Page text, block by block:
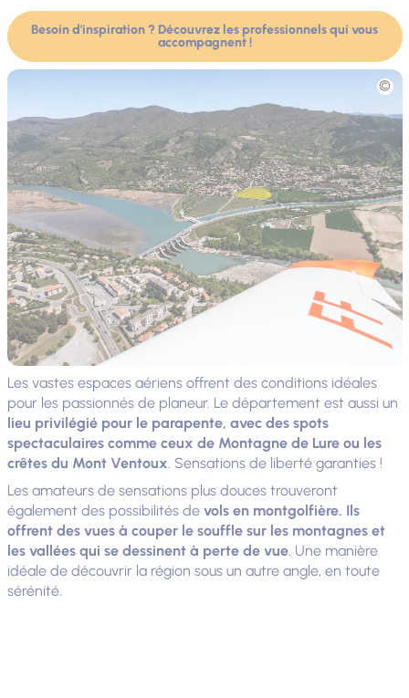
Photo
Besoin d'inspiration ? Découvrez les professionnels qui vous
accompagnent !
Les vastes espaces aériens offrent des conditions idéales
pour les passionnés de planeur. Le département est aussi un
lieu privilégié pour le parapente, avec des spots
spectaculaires comme ceux de Montagne de Lure ou les
crêtes du Mont Ventoux. Sensations de liberté garanties !
Les amateurs de sensations plus douces trouveront
également des possibilités de vols en montgolfière. Ils
offrent des vues à couper le souffle sur les montagnes et
les vallées qui se dessinent à perte de vue. Une manière
idéale de découvrir la région sous un autre angle, en toute
sérénité.